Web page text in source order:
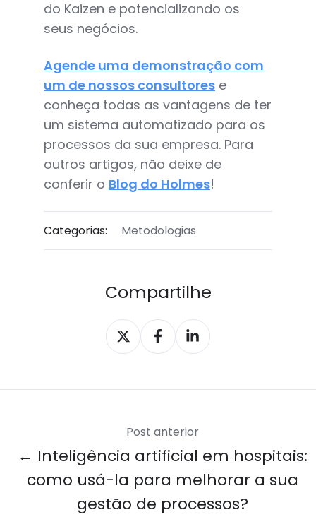
do Kaizen e potencializando os
seus negócios.
Agende uma demonstração com
um de nossos consultores e
conheça todas as vantagens de ter
um sistema automatizado para os
processos da sua empresa. Para
outros artigos, não deixe de
conferir o Blog do Holmes!
Categorias: Metodologias
Compartilhe
Compartilhar
X
Compartilhar
Facebook
Compartilhar
LinkedIn
Post anterior
← Inteligência artificial em hospitais:
como usá-la para melhorar a sua
gestão de processos?